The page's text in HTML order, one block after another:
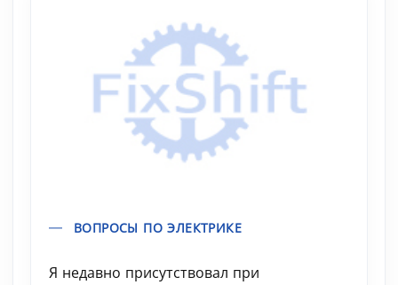
ВОПРОСЫ ПО ЭЛЕКТРИКЕ
Я недавно присутствовал при